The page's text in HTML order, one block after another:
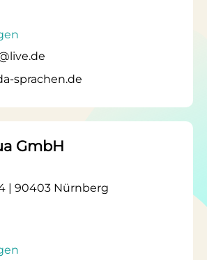
sprachen.de
GmbH
| 90403 Nürnberg